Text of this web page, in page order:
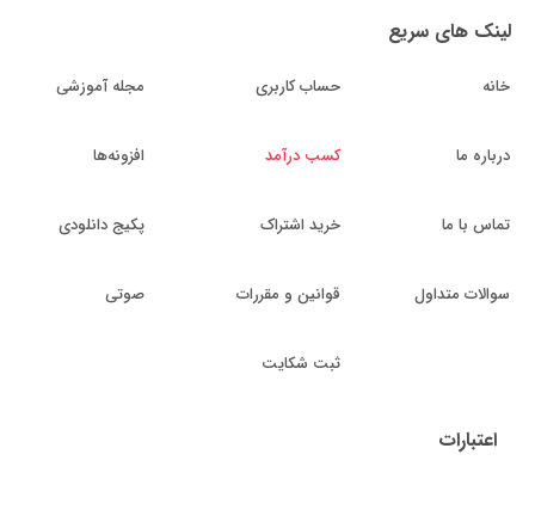
لینک های سریع
خانه
درباره ما
تماس با ما
سوالات متداول
حساب کاربری
کسب درآمد
خرید اشتراک
قوانین و مقررات
ثبت شکایت
مجله آموزشی
افزونه‌ها
پکیج دانلودی
صوتی
اعتبارات